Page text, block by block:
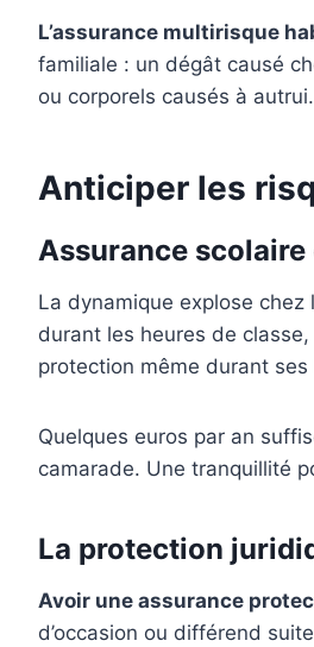
L’assurance multirisque
familiale : un dégât causé
ou corporels causés à
Anticiper les
Assurance
La dynamique explose chez
durant les heures de
protection même durant
Quelques euros par an
camarade. Une tranquillité
La protection
Avoir une assurance
d’occasion ou différend